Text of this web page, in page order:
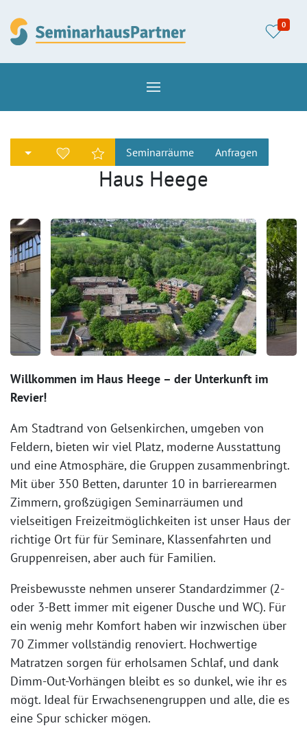
0
Seminarräume Anfragen
Haus Heege
Willkommen im Haus Heege – der Unterkunft im
Revier!
Am Stadtrand von Gelsenkirchen, umgeben von
Feldern, bieten wir viel Platz, moderne Ausstattung
und eine Atmosphäre, die Gruppen zusammenbringt.
Mit über 350 Betten, darunter 10 in barrierearmen
Zimmern, großzügigen Seminarräumen und
vielseitigen Freizeitmöglichkeiten ist unser Haus der
richtige Ort für für Seminare, Klassenfahrten und
Gruppenreisen, aber auch für Familien.
Preisbewusste nehmen unserer Standardzimmer (2-
oder 3-Bett immer mit eigener Dusche und WC). Für
ein wenig mehr Komfort haben wir inzwischen über
70 Zimmer vollständig renoviert. Hochwertige
Matratzen sorgen für erholsamen Schlaf, und dank
Dimm-Out-Vorhängen bleibt es so dunkel, wie ihr es
mögt. Ideal für Erwachsenengruppen und alle, die es
eine Spur schicker mögen.